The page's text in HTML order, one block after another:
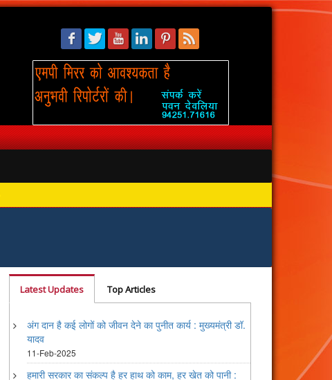
Latest Updates Top Articles